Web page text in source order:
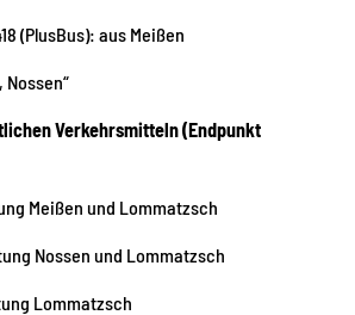
(PlusBus): aus Meißen
Verkehrsmitteln (Endpunkt
Meißen und Lommatzsch
Nossen und Lommatzsch
Lommatzsch